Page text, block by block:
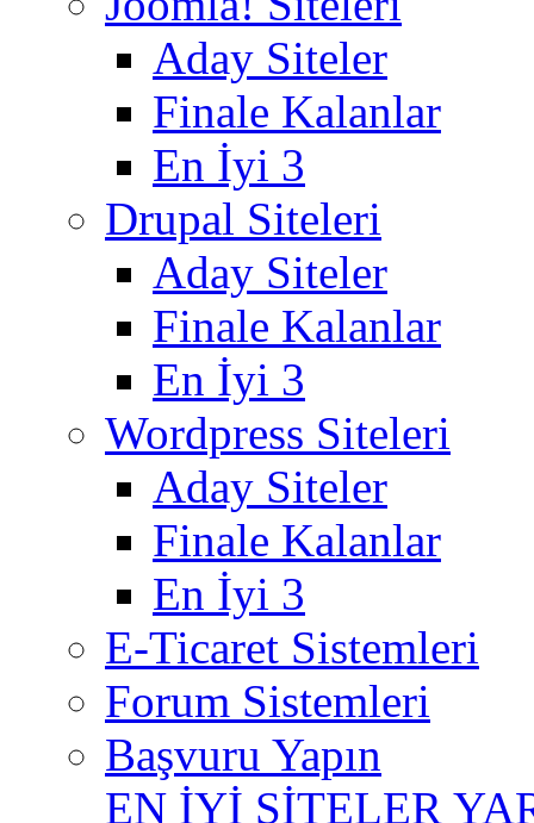
Aday Siteler
Finale Kalanlar
En İyi 3
Drupal Siteleri
Aday Siteler
Finale Kalanlar
En İyi 3
Wordpress Siteleri
Aday Siteler
Finale Kalanlar
En İyi 3
E-Ticaret Sistemleri
Forum Sistemleri
Başvuru Yapın
EN İYİ SİTELER